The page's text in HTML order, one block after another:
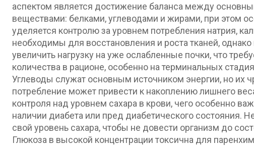
аспектом является достижение баланса между
веществами: белками, углеводами и жирами, при этом
уделяется контролю за уровнем потребления натрия,
необходимы для восстановления и роста тканей,
увеличить нагрузку на уже ослабленные почки, что
количества в рационе, особенно на терминальных
Углеводы служат основным источником энергии, но их
потребление может привести к накоплению лишнего
контроля над уровнем сахара в крови, чего особенно
наличии диабета или пред диабетического состояния.
свой уровень сахара, чтобы не довести организм до
Глюкоза в высокой концентрации токсична для